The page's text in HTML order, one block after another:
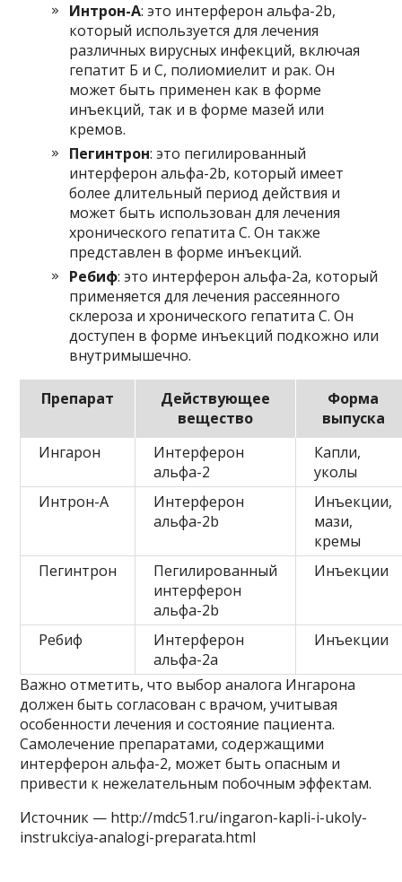
Интрон-А: это интерферон альфа-2b,
который используется для лечения
различных вирусных инфекций, включая
гепатит Б и С, полиомиелит и рак. Он
может быть применен как в форме
инъекций, так и в форме мазей или
кремов.
Пегинтрон: это пегилированный
интерферон альфа-2b, который имеет
более длительный период действия и
может быть использован для лечения
хронического гепатита C. Он также
представлен в форме инъекций.
Ребиф: это интерферон альфа-2a, который
применяется для лечения рассеянного
склероза и хронического гепатита C. Он
доступен в форме инъекций подкожно или
внутримышечно.
Препарат
Действующее
вещество
Форма
выпуска
Ингарон
Интерферон
альфа-2
Капли,
уколы
Интрон-А
Интерферон
альфа-2b
Инъекции,
мази,
кремы
Пегинтрон
Пегилированный
интерферон
альфа-2b
Инъекции
Ребиф
Интерферон
альфа-2a
Инъекции
Важно отметить, что выбор аналога Ингарона
должен быть согласован с врачом, учитывая
особенности лечения и состояние пациента.
Самолечение препаратами, содержащими
интерферон альфа-2, может быть опасным и
привести к нежелательным побочным эффектам.
Источник — http://mdc51.ru/ingaron-kapli-i-ukoly-
instrukciya-analogi-preparata.html